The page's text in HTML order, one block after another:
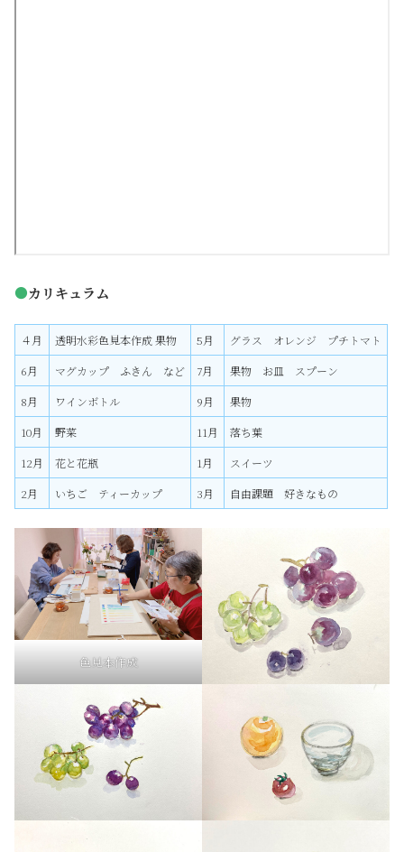
●カリキュラム
４月 透明水彩色見本作成 果物 5月
グラス オレンジ プチトマト
6月
マグカップ ふきん など 7月
果物 お皿 スプーン
8月
ワインボトル 9月
果物
10月
野菜 11月
落ち葉
12月
花と花瓶 1月
スイーツ
2月
いちご ティーカップ 3月 自由課題 好きなもの
色見本作成